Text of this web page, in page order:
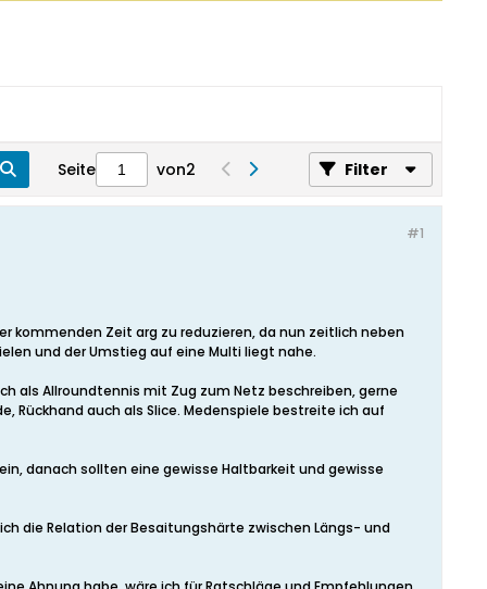
Seite von2 Filter
#1
kommenden Zeit arg zu reduzieren, da nun zeitlich neben
und der Umstieg auf eine Multi liegt nahe.
als Allroundtennis mit Zug zum Netz beschreiben, gerne
Rückhand auch als Slice. Medenspiele bestreite ich auf
danach sollten eine gewisse Haltbarkeit und gewisse
die Relation der Besaitungshärte zwischen Längs- und